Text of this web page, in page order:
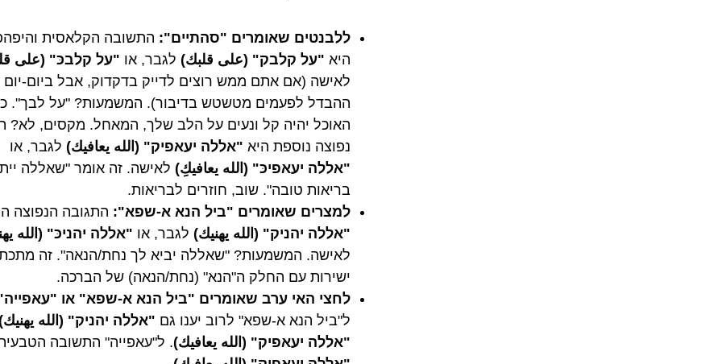
ללבנטים שאומרים "סהתיים": התשובה הקלאסית
היא "על קלבק" (على قلبك) לגבר, או "על קלבכּ" (على
לאישה (אם אתם ממש רוצים לדייק בדקדוק, אבל ביום-יום
ההבדל לפעמים מטשטש בדיבור). המשמעות? "על לבך".
האוכל יהיה קל ונעים על הלב שלך, המאחל. מקסים, לא?
נפוצה נוספת היא "אללה יעאפיק" (الله يعافيك) לגבר, או
"אללה יעאפיכּ" (الله يعافيكِ) לאישה. זה אומר "שאללה
בריאות טובה". שוב, חוזרים לבריאות.
למצרים שאומרים "ביל הנא א-שפא": התגובה הנפוצה
"אללה יהניק" (الله يهنيك) לגבר, או "אללה יהניכּ" (الله
לאישה. המשמעות? "שאללה יביא לך נחת/הנאה". זה
ישירות עם החלק ה"הנא" (נחת/הנאה) של הברכה.
לחצי האי ערב שאומרים "ביל הנא א-שפא" או
ל"ביל הנא א-שפא" לרוב יענו גם "אללה יהניק" (الله
"אללה יעאפיק" (الله يعافيك). ל"עאפייה" התשובה